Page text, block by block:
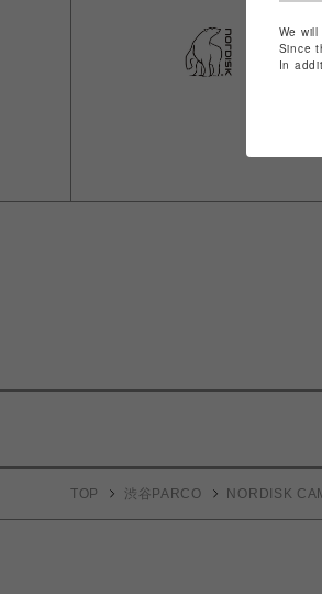
TOP 渋谷PARCO NORDISK
We
Since
In